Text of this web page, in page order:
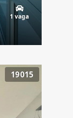
1 vaga
19015